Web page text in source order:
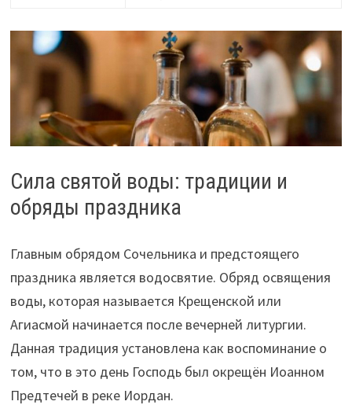
Сила святой воды: традиции и
обряды праздника
Главным обрядом Сочельника и предстоящего
праздника является водосвятие. Обряд освящения
воды, которая называется Крещенской или
Агиасмой начинается после вечерней литургии.
Данная традиция установлена как воспоминание о
том, что в это день Господь был окрещён Иоанном
Предтечей в реке Иордан.